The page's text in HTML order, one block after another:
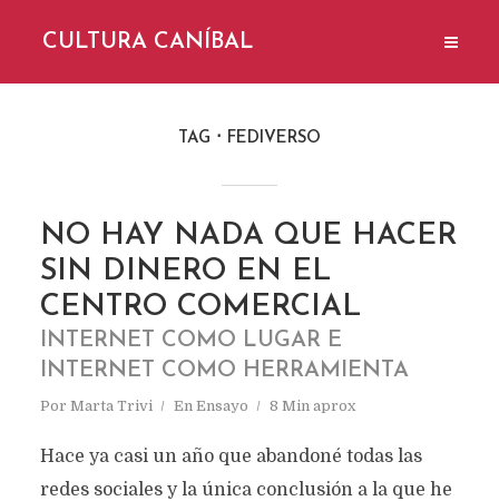
CULTURA CANÍBAL
TAG FEDIVERSO
NO HAY NADA QUE HACER
SIN DINERO EN EL
CENTRO COMERCIAL
INTERNET COMO LUGAR E
INTERNET COMO HERRAMIENTA
Por Marta Trivi En Ensayo 8 Min aprox
Hace ya casi un año que abandoné todas las
redes sociales y la única conclusión a la que he